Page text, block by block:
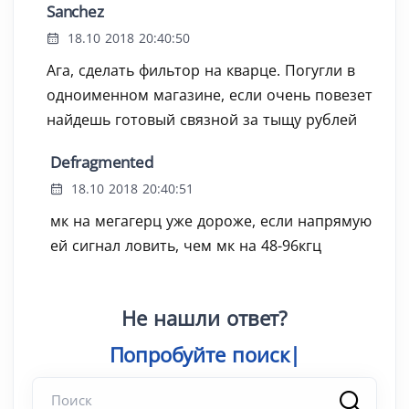
Sanchez
18.10 2018 20:40:50
Ага, сделать фильтор на кварце. Погугли в
одноименном магазине, если очень повезет
найдешь готовый связной за тыщу рублей
Defragmented
18.10 2018 20:40:51
мк на мегагерц уже дороже, если напрямую
ей сигнал ловить, чем мк на 48-96кгц
Не нашли ответ?
Попробуйте поис